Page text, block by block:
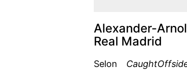
Alexander-
Real Madrid
Selon